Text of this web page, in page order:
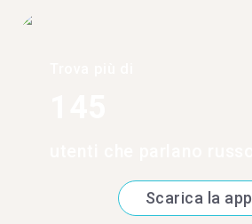
Scarica la app